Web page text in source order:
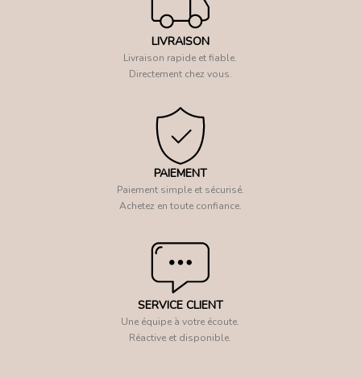
LIVRAISON
Livraison rapide et fiable.
Directement chez vous.
PAIEMENT
Paiement simple et sécurisé.
Achetez en toute confiance.
SERVICE CLIENT
Une équipe à votre écoute.
Réactive et disponible.